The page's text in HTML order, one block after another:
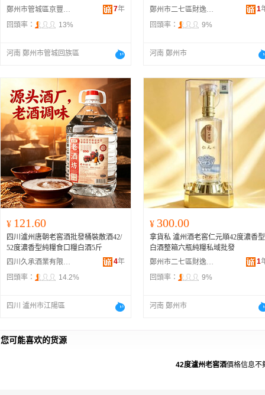
鄭州市管城區京豐軒酒業商行
7年
回頭率：
13%
河南 鄭州市管城回族區
鄭州市二七區財逸酒業商行
1
回頭率：
9%
河南 鄭州市
¥ 121.60
四川瀘州唐朝老窖酒批發桶裝散酒42/
52度濃香型純糧食口糧白酒5斤
四川久承酒業有限公司
4年
回頭率：
14.2%
四川 瀘州市江陽區
¥ 300.00
拿貨私 瀘州酒老窖仁元順42度濃香型
白酒整箱六瓶純糧私域批發
鄭州市二七區財逸酒業商行
1
回頭率：
9%
河南 鄭州市
您可能喜欢的货源
42度瀘州老窖酒價格信息不